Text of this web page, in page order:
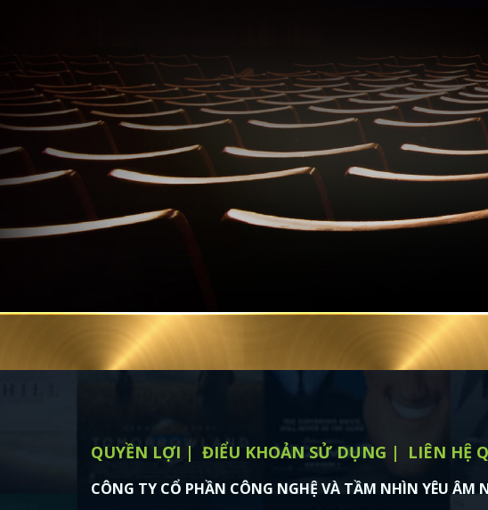
QUYỀN LỢI ĐIỂU KHOẢN SỬ DỤNG LIÊN HỆ
CÔNG TY CỔ PHẦN CÔNG NGHỆ VÀ TẦM NHÌN YÊU ÂM